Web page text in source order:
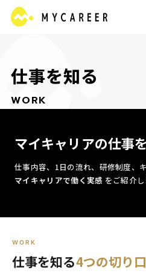
仕事を知る
WORK
マイキャリアの仕事
仕事内容、1日の流れ、研修制度、
マイキャリアで働く実感 をご紹介し
WORK
仕事を知る4つの切り口